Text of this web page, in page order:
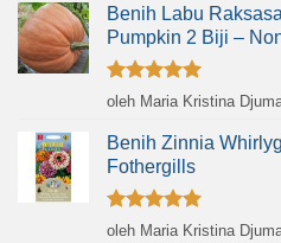
Benih Labu
Pumpkin 2 Biji –
Dinilai5
oleh Maria Kristina
Benih Zinnia
Fothergills
Dinilai5
oleh Maria Kristina